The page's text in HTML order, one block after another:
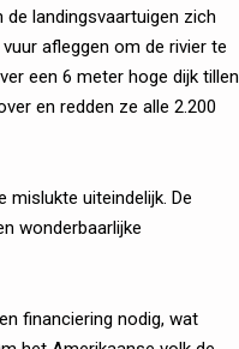
landingsvaartuigen zich
afleggen om de rivier te
een 6 meter hoge dijk tillen
en redden ze alle 2.200
mislukte uiteindelijk. De
wonderbaarlijke
financiering nodig, wat